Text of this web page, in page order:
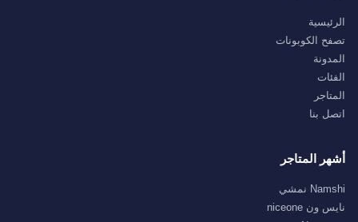
الرئيسية
تصفح الكوبونات
المدونة
الفئات
المتاجر
اتصل بنا
أشهر المتاجر
Namshi نمشي
نايس ون niceone